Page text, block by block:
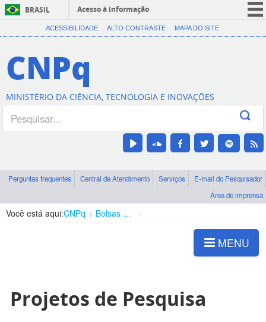
BRASIL
Acesso à informação
CORONAVÍRUS (COVID-19)
Canais
ACESSIBILIDADE ALTO CONTRASTE MAPA DO SITE
CNPq
MINISTÉRIO DA CIÊNCIA, TECNOLOGIA E INOVAÇÕES
Perguntas frequentes Central de Atendimento Serviços
E-mail do Pesquisador
Área de imprensa
Você está aqui:CNPq Bolsas e Auxílios Vigentes
MENU
Projetos de Pesquisa